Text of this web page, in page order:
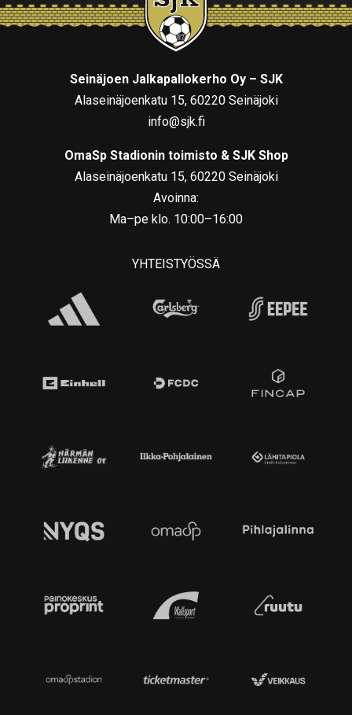
Seinäjoen Jalkapallokerho Oy – SJK
Alaseinäjoenkatu 15, 60220 Seinäjoki
info@sjk.fi
OmaSp Stadionin toimisto & SJK Shop
Alaseinäjoenkatu 15, 60220 Seinäjoki
Avoinna:
Ma–pe klo. 10:00–16:00
YHTEISTYÖSSÄ